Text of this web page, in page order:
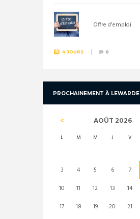
Offre d'emploi
4 JOURS 0
PROCHAINEMENT À LEWARDE
AOÛT 2026
L M M J V
3
4 5 6 7
10
11 12 13 14
17
18 19 20 21